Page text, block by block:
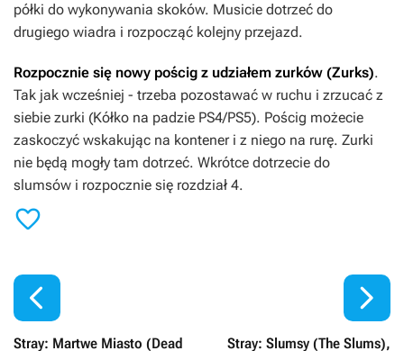
półki do wykonywania skoków. Musicie dotrzeć do
drugiego wiadra i rozpocząć kolejny przejazd.
Rozpocznie się nowy pościg z udziałem zurków (Zurks).
Tak jak wcześniej - trzeba pozostawać w ruchu i zrzucać z
siebie zurki (Kółko na padzie PS4/PS5). Pościg możecie
zaskoczyć wskakując na kontener i z niego na rurę. Zurki
nie będą mogły tam dotrzeć. Wkrótce dotrzecie do
slumsów i rozpocznie się rozdział 4.


Stray: Martwe Miasto (Dead
Stray: Slumsy (The Slums),
